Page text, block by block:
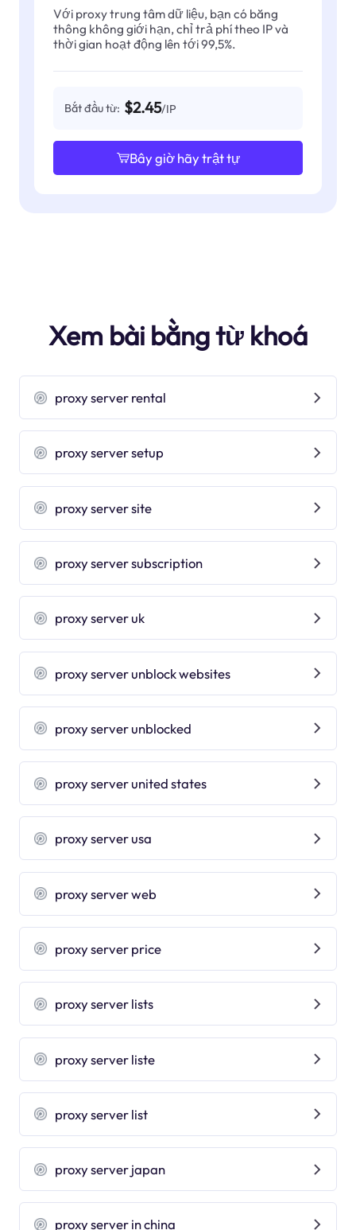
Với proxy trung tâm dữ liệu, bạn có băng
thông không giới hạn, chỉ trả phí theo IP và
thời gian hoạt động lên tới 99,5%.
Bắt đầu từ: $2.45/IP
Bây giờ hãy trật tự
Xem bài bằng từ khoá
proxy server rental
proxy server setup
proxy server site
proxy server subscription
proxy server uk
proxy server unblock websites
proxy server unblocked
proxy server united states
proxy server usa
proxy server web
proxy server price
proxy server lists
proxy server liste
proxy server list
proxy server japan
proxy server in china